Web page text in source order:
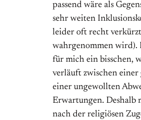
passend wäre als
sehr weiten
leider oft recht
wahrgenommen wird).
für mich ein bisschen,
verläuft zwischen
einer ungewollten
Erwartungen. Deshalb
nach der religiösen